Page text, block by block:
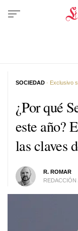
¿Por qué
este año?
las claves
R. ROMAR
REDACCIÓN
SOCIEDAD · Exclusivo